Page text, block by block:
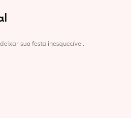
sua festa inesquecível.